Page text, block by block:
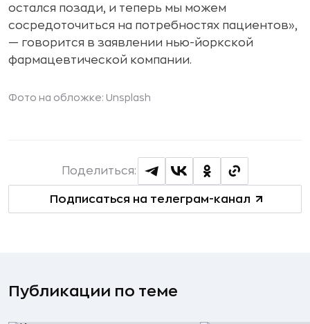
остался позади, и теперь мы можем
сосредоточиться на потребностях пациентов»,
— говорится в заявлении нью-йоркской
фармацевтической компании.
Фото на обложке: Unsplash
Подписаться на телеграм-канал
Поделиться:
Публикации по теме